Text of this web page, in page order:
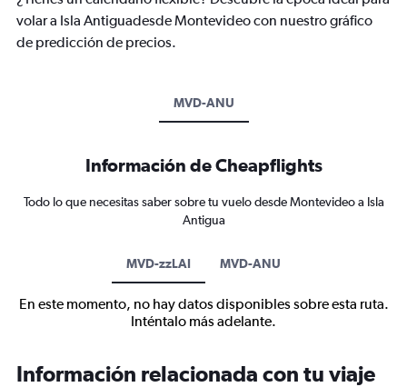
volar a Isla Antiguadesde Montevideo con nuestro gráfico
de predicción de precios.
MVD-ANU
Información de Cheapflights
Todo lo que necesitas saber sobre tu vuelo desde Montevideo a Isla
Antigua
MVD-zzLAI MVD-ANU
En este momento, no hay datos disponibles sobre esta ruta.
Inténtalo más adelante.
Información relacionada con tu viaje